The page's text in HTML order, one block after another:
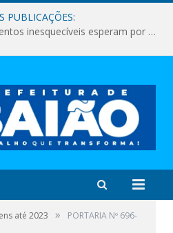
PUBLICAÇÕES:
inesquecíveis esperam por você!
até 2023 »
PORTARIA Nº 696-